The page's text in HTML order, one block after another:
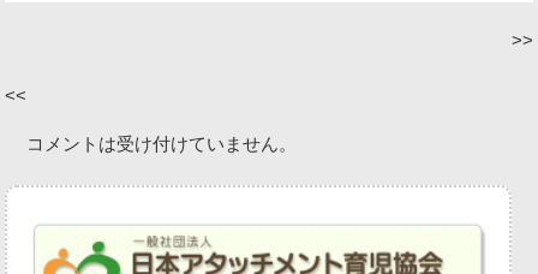
コメントは受け付けていません。